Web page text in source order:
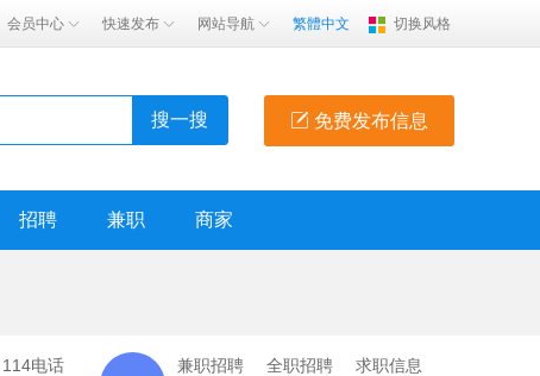
会员中心 快速发布 网站导航 繁體中文 切换风格
免费发布信息
搜一搜
招聘 兼职 商家
114电话
兼职招聘 全职招聘
求职信息